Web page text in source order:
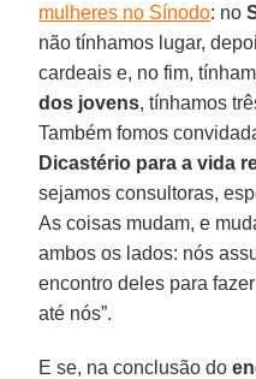
mulheres no Sínodo: no
não tínhamos lugar,
cardeais e, no fim,
dos jovens, tínhamos
Também fomos
Dicastério para a vida
sejamos consultoras,
As coisas mudam, e
ambos os lados: nós
encontro deles para
até nós”.
E se, na conclusão do